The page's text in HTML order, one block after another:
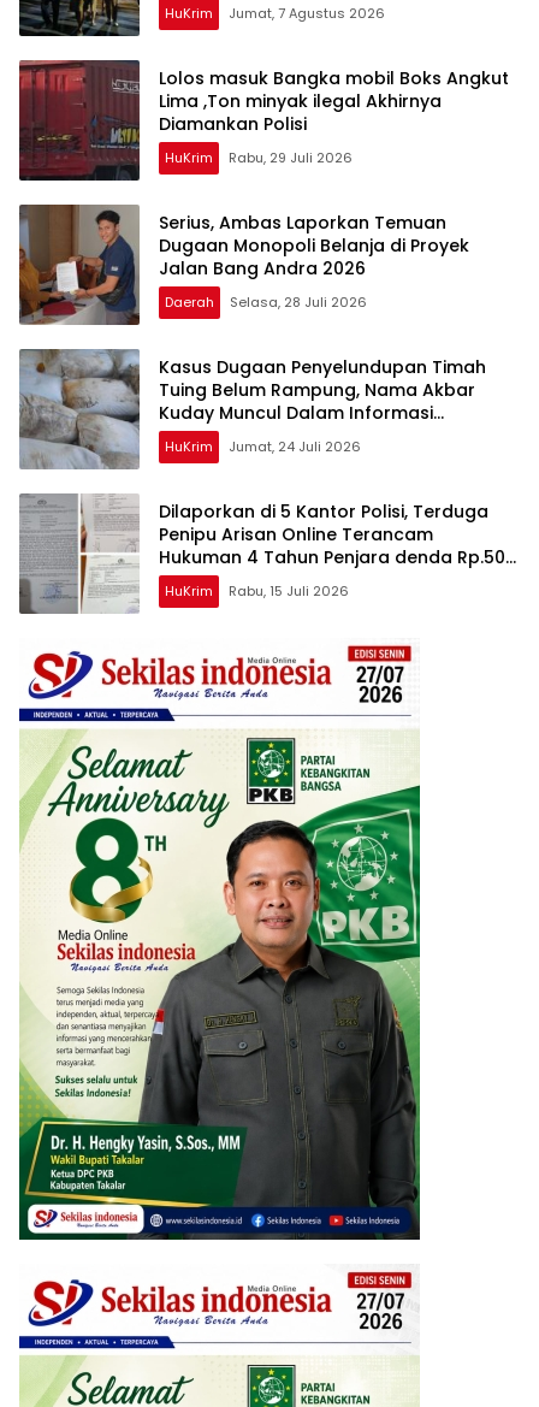
HuKrim Jumat, 7 Agustus 2026
Lolos masuk Bangka mobil Boks Angkut
Lima ,Ton minyak ilegal Akhirnya
Diamankan Polisi
HuKrim Rabu, 29 Juli 2026
Serius, Ambas Laporkan ‎Temuan
Dugaan Monopoli Belanja di Proyek
Jalan Bang Andra 2026
Daerah Selasa, 28 Juli 2026
Kasus Dugaan Penyelundupan Timah
Tuing Belum Rampung, Nama Akbar
Kuday Muncul Dalam Informasi
Penyidikan
HuKrim Jumat, 24 Juli 2026
Dilaporkan di 5 Kantor Polisi, Terduga
Penipu Arisan Online Terancam
Hukuman 4 Tahun Penjara denda Rp.500
Juta
HuKrim Rabu, 15 Juli 2026